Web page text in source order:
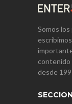
Somos
contenido
desde